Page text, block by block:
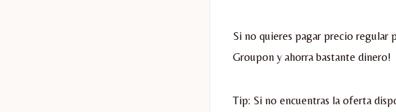
Si no quieres pagar precio regular
Groupon y ahorra bastante dinero!
Tip: Si no encuentras la oferta